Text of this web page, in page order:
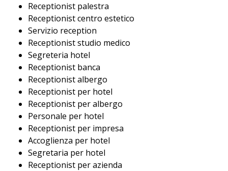
Receptionist palestra
Receptionist centro estetico
Servizio reception
Receptionist studio medico
Segreteria hotel
Receptionist banca
Receptionist albergo
Receptionist per hotel
Receptionist per albergo
Personale per hotel
Receptionist per impresa
Accoglienza per hotel
Segretaria per hotel
Receptionist per azienda